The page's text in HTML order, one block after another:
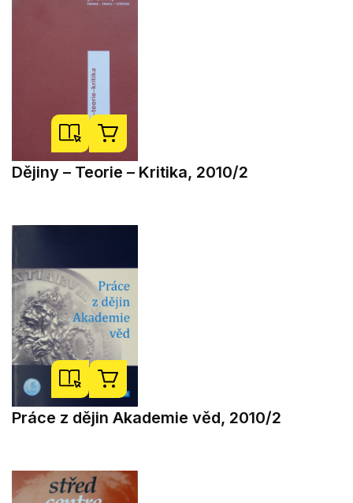
Dějiny – Teorie – Kritika, 2010/2
Práce z dějin Akademie věd, 2010/2